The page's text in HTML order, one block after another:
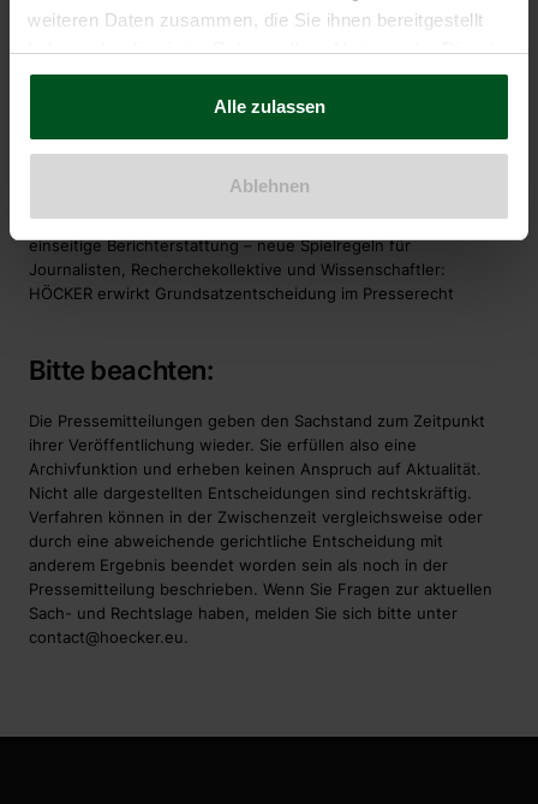
weiteren Daten zusammen, die Sie ihnen bereitgestellt
haben oder die sie im Rahmen Ihrer Nutzung der Dienste
gesammelt haben.
Alle zulassen
Ablehnen
HÖCKER erwirkt Unterlassungserklärungen für Bandmitglieder
von WEIMAR
Bundesgerichtshof stärkt Persönlichkeitsschutz gegen
einseitige Berichterstattung – neue Spielregeln für
Journalisten, Recherchekollektive und Wissenschaftler:
HÖCKER erwirkt Grundsatzentscheidung im Presserecht
Bitte beachten:
Die Pressemitteilungen geben den Sachstand zum Zeitpunkt
ihrer Veröffentlichung wieder. Sie erfüllen also eine
Archivfunktion und erheben keinen Anspruch auf Aktualität.
Nicht alle dargestellten Entscheidungen sind rechtskräftig.
Verfahren können in der Zwischenzeit vergleichsweise oder
durch eine abweichende gerichtliche Entscheidung mit
anderem Ergebnis beendet worden sein als noch in der
Pressemitteilung beschrieben. Wenn Sie Fragen zur aktuellen
Sach- und Rechtslage haben, melden Sie sich bitte unter
contact@hoecker.eu.